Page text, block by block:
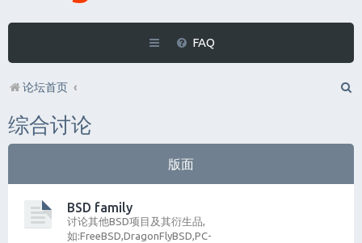
FAQ
论坛首页
综合讨论
版面
BSD family
讨论其他BSD项目及其衍生品,
如:FreeBSD,DragonFlyBSD,PC-